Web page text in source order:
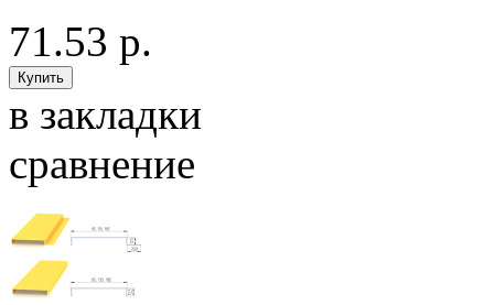
71.53 р.
в закладки
сравнение